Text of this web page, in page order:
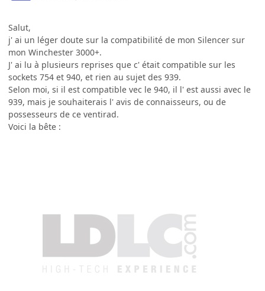
Salut,
j' ai un léger doute sur la compatibilité de mon Silencer sur
mon Winchester 3000+.
J' ai lu à plusieurs reprises que c' était compatible sur les
sockets 754 et 940, et rien au sujet des 939.
Selon moi, si il est compatible vec le 940, il l' est aussi avec le
939, mais je souhaiterais l' avis de connaisseurs, ou de
possesseurs de ce ventirad.
Voici la bête :